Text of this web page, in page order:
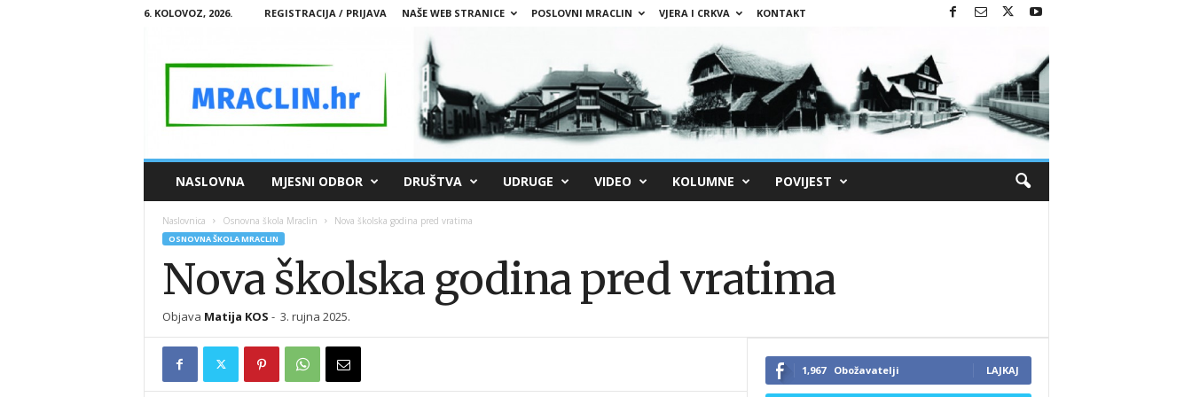
6. KOLOVOZ, 2026. REGISTRACIJA / PRIJAVA NAŠE WEB STRANICE POSLOVNI MRACLIN VJERA I CRKVA KONTAKT
M
A
R
NASLOVNA MJESNI ODBOR DRUŠTVA UDRUGE VIDEO KOLUMNE POVIJEST
Naslovnica Osnovna škola Mraclin Nova školska godina pred vratima
OSNOVNA ŠKOLA MRACLIN
Nova školska godina pred vratima
Objava Matija KOS - 3. rujna 2025.
1,967 Obožavatelji LAJKAJ